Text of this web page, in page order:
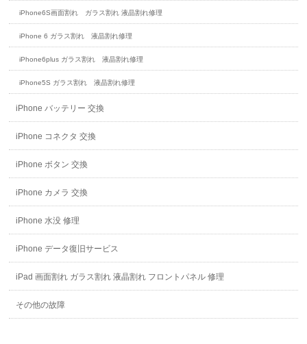
iPhone6S画面割れ ガラス割れ 液晶割れ修理
iPhone 6 ガラス割れ 液晶割れ修理
iPhone6plus ガラス割れ 液晶割れ修理
iPhone5S ガラス割れ 液晶割れ修理
iPhone バッテリー 交換
iPhone コネクタ 交換
iPhone ボタン 交換
iPhone カメラ 交換
iPhone 水没 修理
iPhone データ復旧サービス
iPad 画面割れ ガラス割れ 液晶割れ フロントパネル 修理
その他の故障